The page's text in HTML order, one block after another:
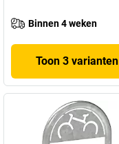
Binnen 4 weken
Toon 3 varianten